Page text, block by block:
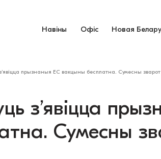
Навіны Офіс Новая
прызнаныя ЕС вакцыны бесплатна. Сумесны зварот
з’явіцца
Сумесны